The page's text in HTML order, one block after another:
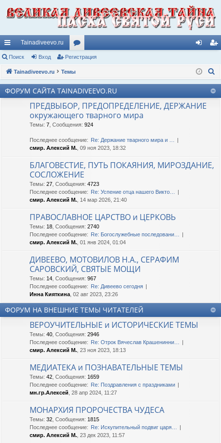
с
ы
лк
Tainadiveevo.ru
ор
ум
ы
д ис
тр
Поиск Вход Регистрация
Tainadiveevo.ru Темы
ФОРУМ САЙТА TAINADIVEEVO.RU
ПРЕДВЫБОР, ПРЕДОПРЕДЕЛЕНИЕ, ДЕРЖАНИЕ
окружающего тварного мира
Темы: 7 Сообщения: 924
Последнее сообщение: Re: Держание тварного мира и …
смир. Алексий М. , 09 ноя 2023, 18:32
БЛАГОВЕСТИЕ, ПУТЬ ПОКАЯНИЯ, МИРОЗДАНИЕ,
СОСЛОЖЕНИЕ
Темы: 27 Сообщения: 4723
Последнее сообщение: Re: Успение отца нашего Викто…
смир. Алексий М. , 14 мар 2026, 21:40
ПРАВОСЛАВНОЕ ЦАРСТВО и ЦЕРКОВЬ
Темы: 18 Сообщения: 2740
Последнее сообщение: Re: Богослужебные последовани…
смир. Алексий М. , 01 янв 2024, 01:04
ДИВЕЕВО, МОТОВИЛОВ Н.А., СЕРАФИМ
САРОВСКИЙ, СВЯТЫЕ МОЩИ
Темы: 14 Сообщения: 967
Последнее сообщение: Re: Дивеево сегодня
Инна Кияткина , 02 авг 2023, 23:26
ФОРУМ НА ВНЕШНИЕ ТЕМЫ ЧИТАТЕЛЕЙ
ВЕРОУЧИТЕЛЬНЫЕ и ИСТОРИЧЕСКИЕ ТЕМЫ
Темы: 40 Сообщения: 2946
Последнее сообщение: Re: Отрок Вячеслав Крашенинни…
смир. Алексий М. , 23 ноя 2023, 18:13
МЕДИАТЕКА и ПОЗНАВАТЕЛЬНЫЕ ТЕМЫ
Темы: 42 Сообщения: 1659
Последнее сообщение: Re: Поздравления с праздниками
мн.гр.Алексей , 28 апр 2024, 11:27
МОНАРХИЯ ПРОРОЧЕСТВА ЧУДЕСА
Темы: 32 Сообщения: 1815
Последнее сообщение: Re: Искупительный подвиг царя…
смир. Алексий М. , 23 дек 2023, 11:57